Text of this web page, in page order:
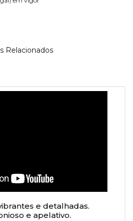
Relacionados
e detalhadas.
e apelativo.